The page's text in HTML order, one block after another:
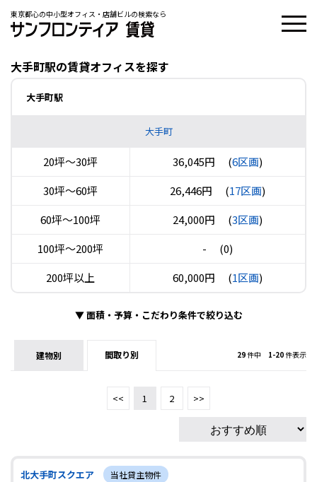
東京都心の中小型オフィス・店舗ビルの検索なら
大手町駅の賃貸オフィスを探す
大手町駅
大手町
20坪〜30坪 36,045円 (6区画)
30坪〜60坪
26,446円 (17区画)
60坪〜100坪
24,000円 (3区画)
100坪〜200坪
-
(0)
200坪以上
60,000円 (1区画)
▼面積・予算・こだわり条件で絞り込む
建物別 間取り別 29件中 1-20件表示
<< 1 2 >>
北大手町スクエア 当社貸主物件